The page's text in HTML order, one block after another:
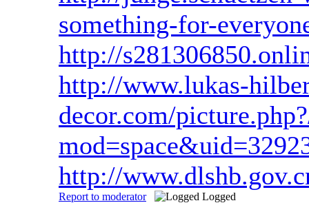
something-for-
http://
http://www.lukas-
decor.com/
http://
Report to moderator Logged